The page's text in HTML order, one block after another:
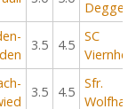
3.5 4.5
SC
3.5 4.5
Sfr.